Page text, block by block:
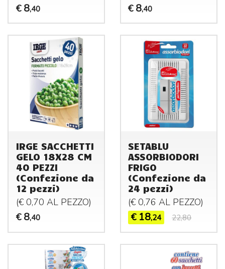
€ 8,40
€ 8,40
IRGE SACCHETTI
GELO 18X28 CM
40 PEZZI
(Confezione da
12 pezzi)
(€ 0,70 AL PEZZO)
€ 8,40
SETABLU
ASSORBIODORI
FRIGO
(Confezione da
24 pezzi)
(€ 0,76 AL PEZZO)
€ 18,24 22,80